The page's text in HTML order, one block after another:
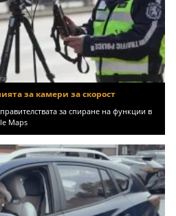
за камери за скорост
за спиране на функции в
Maps